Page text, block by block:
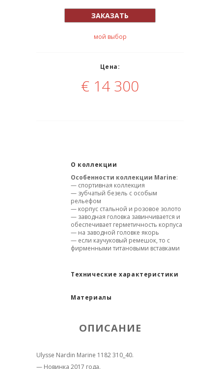
ЗАКАЗАТЬ
мой выбор
Цена:
€ 14 300
О коллекции
Особенности коллекции Marine:
— спортивная коллекция
— зубчатый безель с особым
рельефом
— корпус стальной и розовое золото
— заводная головка завинчивается и
обеспечивает герметичность корпуса
— на заводной головке якорь
— если каучуковый ремешок, то с
фирменными титановыми вставками
Технические характеристики
Материалы
ОПИСАНИЕ
Ulysse Nardin Marine 1182 310_40.
— Новинка 2017 года.